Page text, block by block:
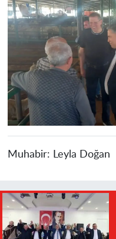
Muhabir: Leyla Doğan